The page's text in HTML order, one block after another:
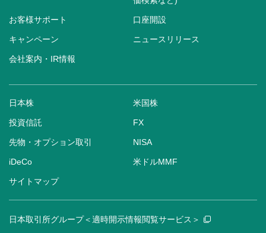
お客様サポート 口座開設
キャンペーン ニュースリリース
会社案内・IR情報
日本株 米国株
投資信託 FX
先物・オプション取引 NISA
iDeCo 米ドルMMF
サイトマップ
日本取引所グループ＜適時開示情報閲覧サービス＞